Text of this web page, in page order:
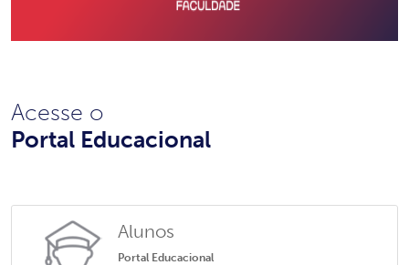
Acesse o
Portal Educacional
Alunos
Portal Educacional